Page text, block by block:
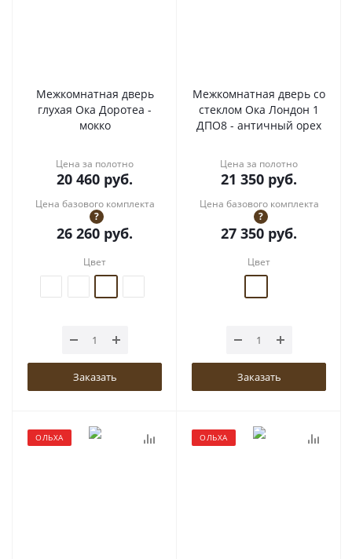
Межкомнатная дверь
глухая Ока Доротеа -
мокко
Цена за полотно
20 460 руб.
Цена базового комплекта
?
26 260 руб.
Цвет
Заказать
Межкомнатная дверь со
стеклом Ока Лондон 1
ДПО8 - античный орех
Цена за полотно
21 350 руб.
Цена базового комплекта
?
27 350 руб.
Цвет
Заказать
ОЛЬХА ОЛЬХА